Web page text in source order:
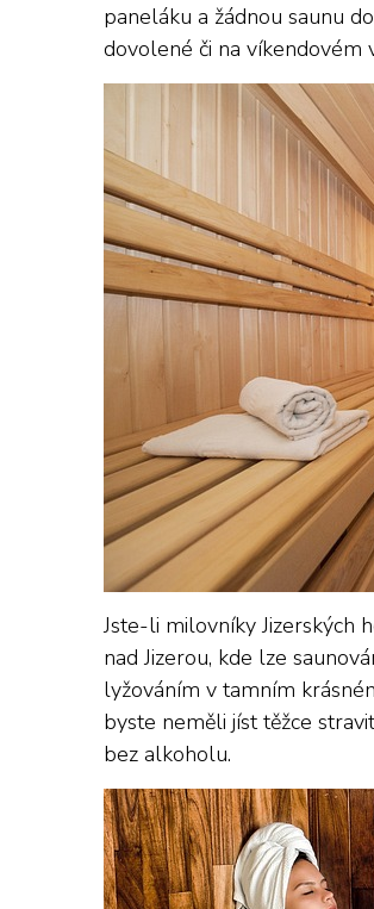
paneláku a žádnou saunu
dovolené či na víkendovém
Jste-li milovníky Jizerských
nad Jizerou, kde lze
lyžováním v tamním
byste neměli jíst těžce
bez alkoholu.